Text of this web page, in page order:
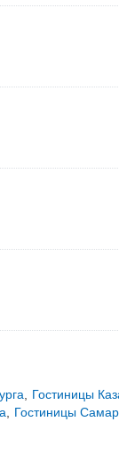
Гостиницы
Гостиницы